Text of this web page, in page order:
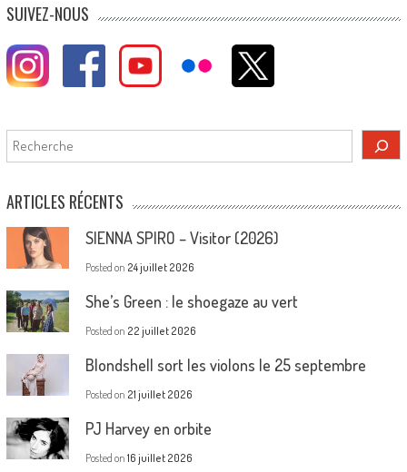
SUIVEZ-NOUS
Rechercher
ARTICLES RÉCENTS
SIENNA SPIRO – Visitor (2026)
Posted on 24 juillet 2026
She’s Green : le shoegaze au vert
Posted on 22 juillet 2026
Blondshell sort les violons le 25 septembre
Posted on 21 juillet 2026
PJ Harvey en orbite
Posted on 16 juillet 2026